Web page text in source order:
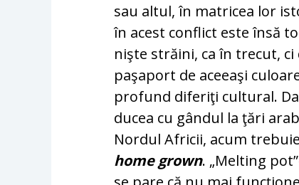
sau altul, în matricea lor
în acest conflict este însă
nişte străini, ca în trecut,
paşaport de aceeaşi
profund diferiţi cultural.
ducea cu gândul la ţări
Nordul Africii, acum
home grown. „Melting